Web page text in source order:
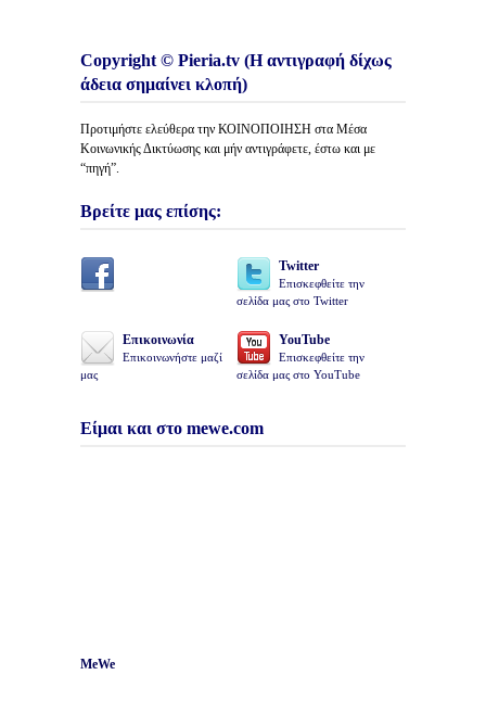
Copyright © Pieria.tv (Η αντιγραφή δίχως
άδεια σημαίνει κλοπή)
Προτιμήστε ελεύθερα την ΚΟΙΝΟΠΟΙΗΣΗ στα Μέσα
Κοινωνικής Δικτύωσης και μήν αντιγράφετε, έστω και με
“πηγή”.
Βρείτε μας επίσης:
Twitter
Επισκεφθείτε την
σελίδα μας στο Twitter
Επικοινωνία
Επικοινωνήστε μαζί
μας
YouTube
Επισκεφθείτε την
σελίδα μας στο YouTube
Είμαι και στο mewe.com
MeWe